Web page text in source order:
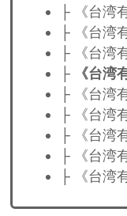
├ 《台湾
├ 《台湾
├ 《台湾
├
《台
├ 《台湾
├ 《台湾
├ 《台湾
├ 《台湾
├ 《台湾